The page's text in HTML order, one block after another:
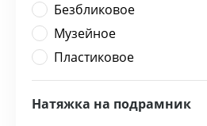
Безбликовое
Музейное
Пластиковое
Натяжка на подрамник